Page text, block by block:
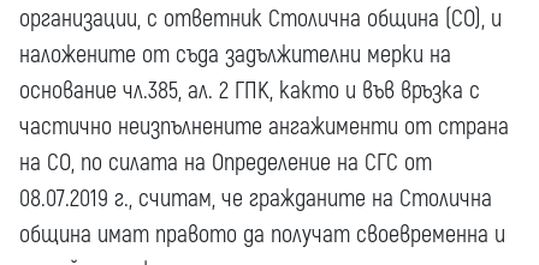
организации, с ответник Столична община (СО), и
наложените от съда задължителни мерки на
основание чл.385, ал. 2 ГПК, както и във връзка с
частично неизпълнените ангажименти от страна
на СО, по силата на Определение на СГС от
08.07.2019 г., считам, че гражданите на Столична
община имат правото да получат своевременна и